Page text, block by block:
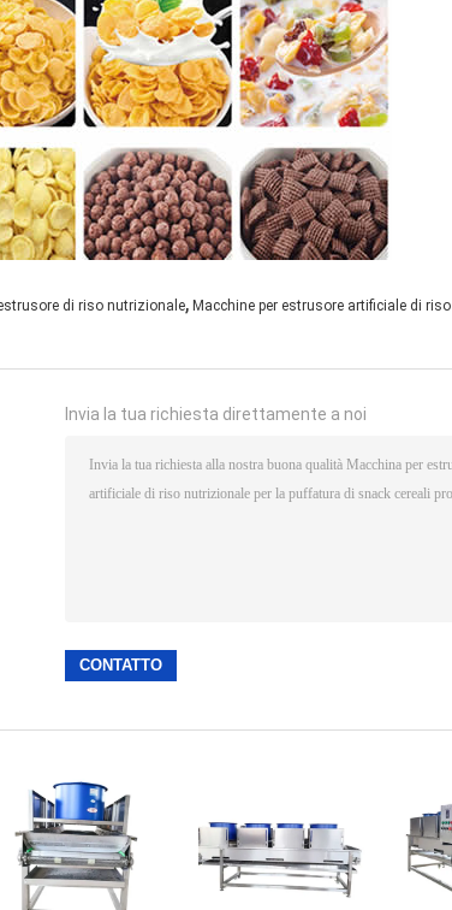
di riso nutrizionale, Macchine per estrusore artificiale di riso
Invia la tua richiesta direttamente a noi